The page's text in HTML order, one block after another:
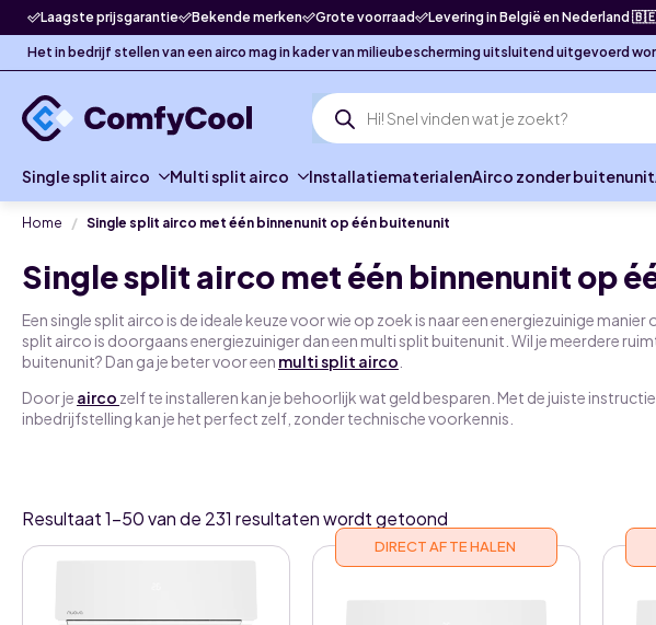
Laagste prijsgarantie Bekende merken Grote voorraad Levering in België en Nederland
Het in bedrijf stellen van een airco mag in kader van milieubescherming uitsluitend uitgevoerd
Producten
zoeken
Single split airco Multi split airco InstallatiematerialenAirco zonder buitenunit
Home Single split airco met één binnenunit op één buitenunit
Single split airco met één binnenunit op
Een single split airco is de ideale keuze voor wie op zoek is naar een energiezuinige
split airco is doorgaans energiezuiniger dan een multi split buitenunit. Wil je meerdere
buitenunit? Dan ga je beter voor een multi split airco
Door je airco zelf te installeren kan je behoorlijk wat geld besparen. Met de juiste
inbedrijfstelling kan je het perfect zelf, zonder technische voorkennis.
Resultaat 1–50 van de 231 resultaten wordt getoond
DIRECT AF TE HALEN